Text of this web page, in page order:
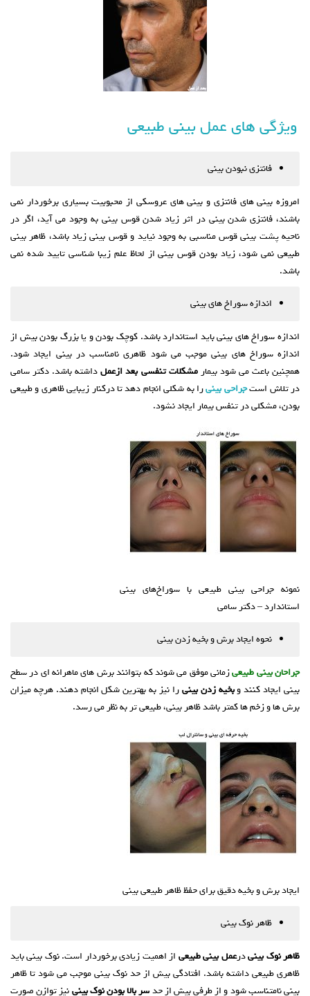
ویژگی های عمل بینی طبیعی
فانتزی نبودن بینی
امروزه بینی های فانتزی و بینی های عروسکی از محبوبیت بسیاری برخوردار نمی
باشند، فانتزی شدن بینی در اثر زیاد شدن قوس بینی به وجود می آید، اگر در
ناحیه پشت بینی قوس مناسبی به وجود نیاید و قوس بینی زیاد باشد، ظاهر بینی
طبیعی نمی شود، زیاد بودن قوس بینی از لحاظ علم زیبا شناسی تایید شده نمی
باشد.
اندازه سوراخ های بینی
اندازه سوراخ های بینی باید استاندارد باشد. کوچک بودن و یا بزرگ بودن بیش از
اندازه سوراخ های بینی موجب می شود ظاهری نامناسب در بینی ایجاد شود.
همچنین باعث می شود بیمارمشکلات تنفسی بعد ازعملداشته باشد. دکتر سامی
در تلاش استجراحی بینیرا به شکلی انجام دهد تا درکنار زیبایی ظاهری و طبیعی
بودن، مشکلی در تنفس بیمار ایجاد نشود.
نمونه جراحی بینی طبیعی با سوراخ‌های بینی
استاندارد – دکتر سامی
نحوه ایجاد برش و بخیه زدن بینی
جراحان بینی طبیعیزمانی موفق می شوند که بتوانند برش های ماهرانه ای در سطح
بینی ایجاد کنند وبخیه زدن بینیرا نیز به بهترین شکل انجام دهند. هرچه میزان
برش ها و زخم ها کمتر باشد ظاهر بینی، طبیعی تر به نظر می رسد.
ایجاد برش و بخیه دقیق برای حفظ ظاهر طبیعی بینی
ظاهر نوک بینی
ظاهر نوک بینیدرعمل بینی طبیعی از اهمیت زیادی برخوردار است. نوک بینی باید
ظاهری طبیعی داشته باشد. افتادگی بیش از حد نوک بینی موجب می شود تا ظاهر
بینی نامتناسب شود و از طرفی بیش از حدسر بالا بودن نوک بینینیز توازن صورت